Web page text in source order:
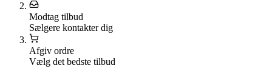
Modtag tilbud
Sælgere kontakter dig
Afgiv ordre
Vælg det bedste tilbud